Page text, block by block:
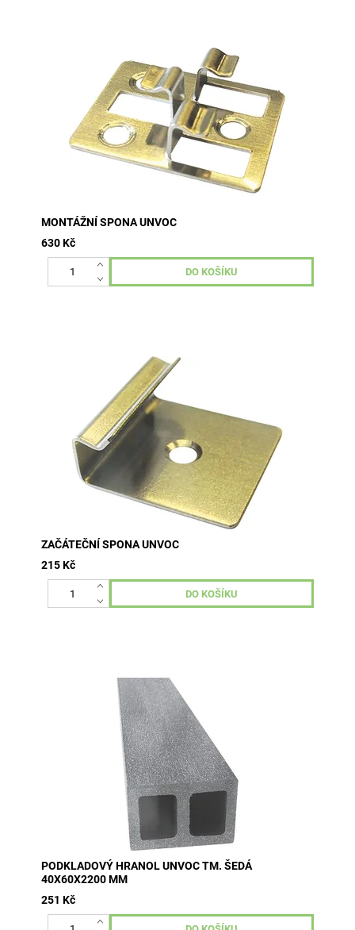
MONTÁŽNÍ SPONA UNVOC
630 Kč
nerezová ocel 1bal/20 kusů uchycení prvních WPC
terasových prken při pokládce
ZAČÁTEČNÍ SPONA UNVOC
215 Kč
rozměry 40x60x2200 mm barva Šedá WPC (kompozitní
materiál ze dřeva a umělé hmoty) cena od 1.500,-m2
(cena zahrnuje prkna,...
PODKLADOVÝ HRANOL UNVOC TM. ŠEDÁ
40X60X2200 MM
251 Kč